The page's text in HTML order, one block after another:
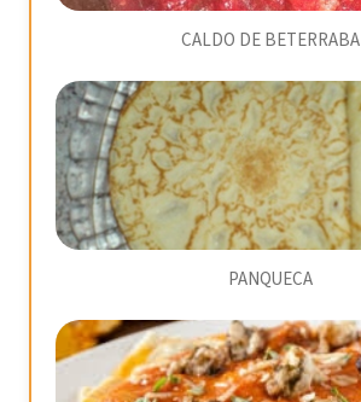
CALDO DE BETERRABA
PANQUECA